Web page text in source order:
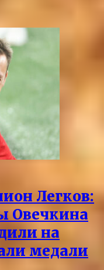
Легков:
Овечкина
на
медали